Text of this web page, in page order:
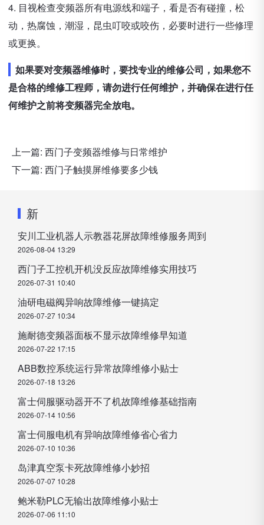
4. 目视检查变频器所有电源线和端子，看是否有碰撞，松
动，热腐蚀，潮湿，昆虫叮咬或咬伤，必要时进行一些修理
或更换。
如果要对变频器维修时，要找专业的维修公司，如果您不
是合格的维修工程师，请勿进行任何维护，并确保在进行任
何维护之前将变频器完全放电。
上一篇: 西门子变频器维修与日常维护
下一篇: 西门子触摸屏维修要多少钱
新
安川工业机器人示教器花屏故障维修服务周到
2026-08-04 13:29
西门子工控机开机没反应故障维修实用技巧
2026-07-31 10:40
油研电磁阀异响故障维修一键搞定
2026-07-27 10:34
施耐德变频器面板不显示故障维修早知道
2026-07-22 17:15
ABB数控系统运行异常故障维修小贴士
2026-07-18 13:26
富士伺服驱动器开不了机故障维修基础指南
2026-07-14 10:56
富士伺服电机有异响故障维修省心省力
2026-07-10 10:36
岛津真空泵卡死故障维修小妙招
2026-07-07 10:28
鲍米勒PLC无输出故障维修小贴士
2026-07-06 11:10